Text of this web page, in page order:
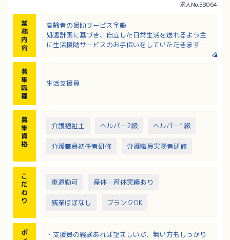
求人No.58064
業
務
内
容
高齢者の援助サービス全般
処遇計画に基づき、自立した日常生活を送れるよう主
に生活援助サービスのお手伝いをしていただきます。
４．健康チェック
募
集
職
種
生活支援員
募
集
資
格
介護福祉士 ヘルパー2級 ヘルパー1級
介護職員初任者研修 介護職員実務者研修
こ
だ
わ
り
車通勤可 産休・育休実績あり
残業ほぼなし ブランクOK
ポ
・支援員の経験あれば望ましいが、無い方もしっかり